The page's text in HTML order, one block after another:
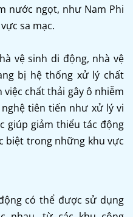
nước ngọt, như Nam Phi
sa mạc.
vệ sinh di động, nhà vệ
bị hệ thống xử lý chất
chất thải gây ô nhiễm
tiên tiến như xử lý vi
giúp giảm thiểu tác động
biệt trong những khu vực
có thể được sử dụng